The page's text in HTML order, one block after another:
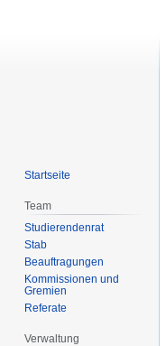
Startseite
Team
Studierendenrat
Stab
Beauftragungen
Kommissionen und
Gremien
Referate
Verwaltung